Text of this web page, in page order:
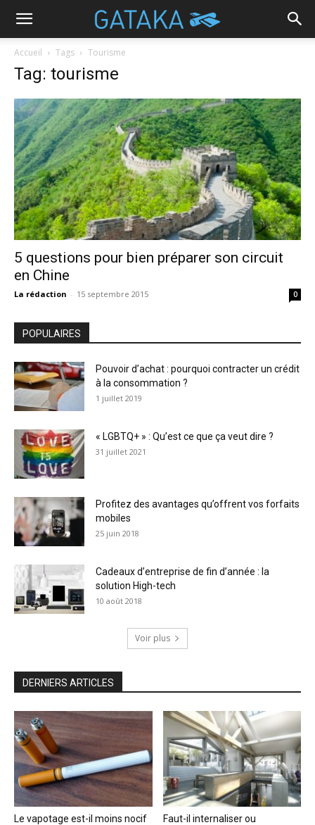
Accueil Tags Tourisme
Tag: tourisme
5 questions pour bien préparer son circuit
en Chine
La rédaction - 15 septembre 2015 0
POPULAIRES
Pouvoir d’achat : pourquoi contracter un crédit
à la consommation ?
1 juillet 2019
« LGBTQ+ » : Qu’est ce que ça veut dire ?
31 juillet 2021
Profitez des avantages qu’offrent vos forfaits
mobiles
25 juin 2018
Cadeaux d’entreprise de fin d’année : la
solution High-tech
10 août 2018
Voir plus
DERNIERS ARTICLES
Le vapotage est-il moins nocif
Faut-il internaliser ou